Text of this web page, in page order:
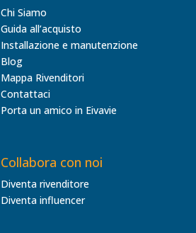
Chi Siamo
Guida all’acquisto
Installazione e manutenzione
Blog
Mappa Rivenditori
Contattaci
Porta un amico in Eivavie
Collabora con noi
Diventa rivenditore
Diventa influencer